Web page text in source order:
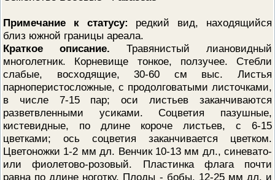
ПРИМЕНЯЕМЫЙ ПРИ
ОСУЩЕСТВЛЕНИИ
ОБЛАСТИ ОХРАНЫ И
ИСПОЛЬЗОВАНИЯ ООПТ
ФЕДЕРАЛЬНОГО ЗНАЧЕНИЯ
ПРОГРАММА ПРОФИЛАКТИКИ
РИСКОВ ПРИЧИНЕНИЯ
ПЛАН ПРОВЕДЕНИЯ
КОНТРОЛЬНЫХ
МЕРОПРИЯТИЙ
ИСЧЕРПЫВАЮЩИЙ
СВЕДЕНИЙ, КОТОРЫЕ МОГУТ
ЗАПРАШИВАТЬСЯ
(НАДЗОРНЫМ) ОРГАНОМ У
КОНТРОЛИРУЕМОГО ЛИЦА
Примечание к статусу: редкий вид, находящийся
близ южной границы ареала.
Краткое описание. Травянистый лиановидный
многолетник. Корневище тонкое, ползучее. Стебли
слабые, восходящие, 30-60 см выс. Листья
парноперистосложные, с продолговатыми листочками,
в числе 7-15 пар; оси листьев заканчиваются
разветвленными усиками. Соцветия пазушные,
кистевидные, по длине короче листьев, с 6-15
цветками; ось соцветия заканчивается цветком.
Цветоножки 1-2 мм дл. Венчик 10-13 мм дл., синевато-
или фиолетово-розовый. Пластинка флага почти
равна по длине ноготку. Плоды - бобы, 12-25 мм дл. и